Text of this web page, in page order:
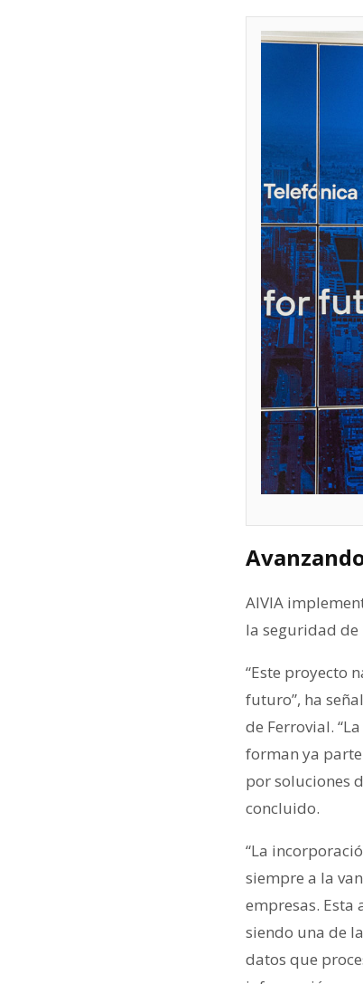
AIVIA
la seguridad de
“Este proyecto
futuro”, ha
de Ferrovial.
forman ya
por soluciones
concluido.
“La
siempre a la
empresas.
siendo una de
datos que